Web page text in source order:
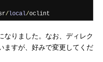
/ local/oclint
りました。なお、ディレク
ますが、好みで変更してくだ